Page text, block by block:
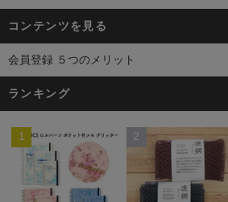
コンテンツを見る
会員登録 ５つのメリット
ランキング
1 2